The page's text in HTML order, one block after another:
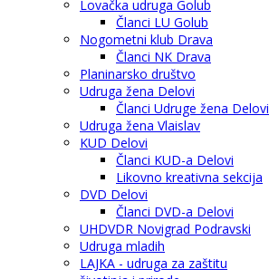
Lovačka udruga Golub
Članci LU Golub
Nogometni klub Drava
Članci NK Drava
Planinarsko društvo
Udruga žena Delovi
Članci Udruge žena Delovi
Udruga žena Vlaislav
KUD Delovi
Članci KUD-a Delovi
Likovno kreativna sekcija
DVD Delovi
Članci DVD-a Delovi
UHDVDR Novigrad Podravski
Udruga mladih
LAJKA - udruga za zaštitu